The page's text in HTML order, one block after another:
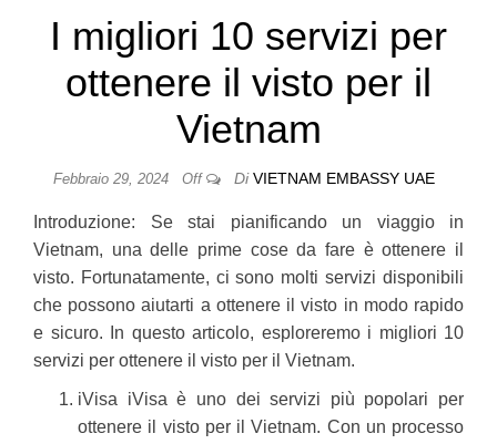
I migliori 10 servizi per
ottenere il visto per il
Vietnam
Febbraio 29, 2024 Off Di VIETNAM EMBASSY UAE
Introduzione: Se stai pianificando un viaggio in
Vietnam, una delle prime cose da fare è ottenere il
visto. Fortunatamente, ci sono molti servizi disponibili
che possono aiutarti a ottenere il visto in modo rapido
e sicuro. In questo articolo, esploreremo i migliori 10
servizi per ottenere il visto per il Vietnam.
iVisa iVisa è uno dei servizi più popolari per
ottenere il visto per il Vietnam. Con un processo